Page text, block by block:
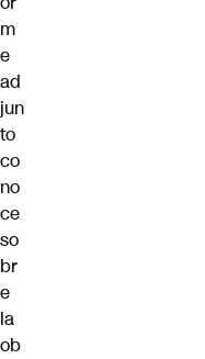
m
e
ad
jun
to
co
no
ce
so
br
e
la
ob